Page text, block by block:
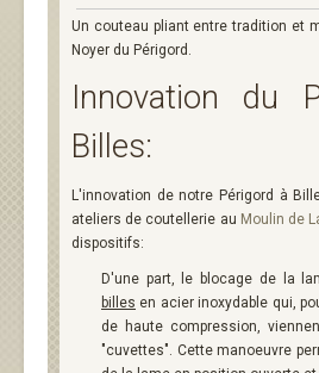
Un couteau pliant entre tradition et
Noyer du Périgord.
Innovation du
Billes:
L'innovation de notre Périgord à
ateliers de coutellerie au Moulin de
dispositifs:
D'une part, le blocage de la
billes en acier inoxydable qui,
de haute compression,
"cuvettes". Cette manoeuvre